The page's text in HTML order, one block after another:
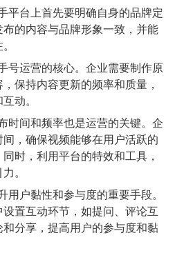
平台上首先要明确自身的品牌定
的内容与品牌形象一致，并能
号运营的核心。企业需要制作原
保持内容更新的频率和质量，
动。
时间和频率也是运营的关键。企
，确保视频能够在用户活跃的
时，利用平台的特效和工具，
。
用户黏性和参与度的重要手段。
置互动环节，如提问、评论互
分享，提高用户的参与度和黏